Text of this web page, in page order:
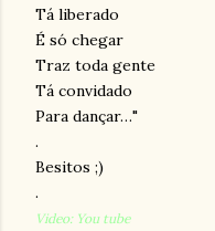
Tá liberado
É só chegar
Traz toda gente
Tá convidado
Para dançar…"
.
Besitos ;)
.
Video: You tube